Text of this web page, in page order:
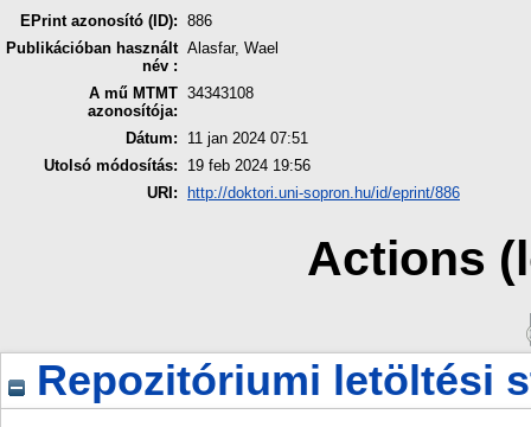
EPrint azonosító (ID): 886
Publikációban használt
név :
Alasfar, Wael
A mű MTMT
azonosítója:
34343108
Dátum:
11 jan 2024 07:51
Utolsó módosítás:
19 feb 2024 19:56
URI:
http://doktori.uni-sopron.hu/id/eprint/886
Actions
Repozitóriumi letöltési